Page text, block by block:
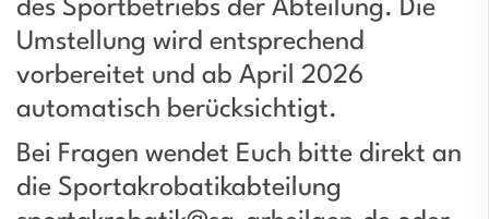
des Sportbetriebs der Abteilung. Die
Umstellung wird entsprechend
vorbereitet und ab April 2026
automatisch berücksichtigt.
Bei Fragen wendet Euch bitte direkt an
die Sportakrobatikabteilung